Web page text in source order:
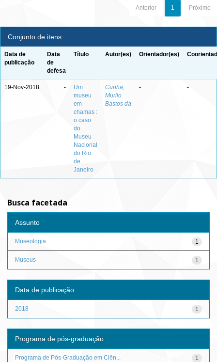
Anterior 1 Próximo
Conjunto de itens:
Data de
publicação
Data
de
defesa
Título Autor(es) Orientador(es)
19-Nov-2018 -
Um
museu
em
chamas :
o caso
do
Museu
Nacional
do Rio
de
Janeiro
Cunha,
Murilo
Bastos da
- -
Busca facetada
Assunto
1
Museologia
1
Museus
Data de publicação
1
2018
Programa de pós-graduação
1
Programa de Pós-Graduação em Ciên...